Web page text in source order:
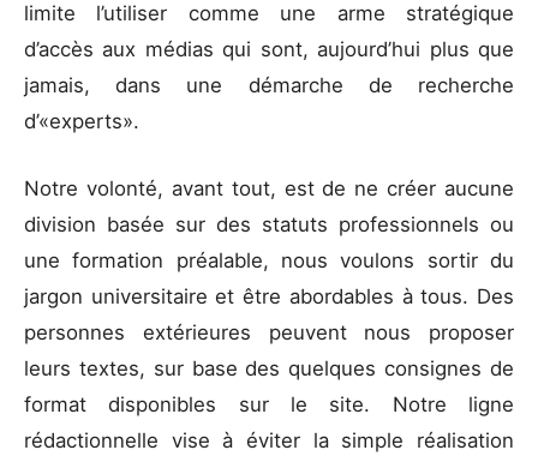
limite l’utiliser comme une arme stratégique
d’accès aux médias qui sont, aujourd’hui plus que
jamais, dans une démarche de recherche
d’«experts».
Notre volonté, avant tout, est de ne créer aucune
division basée sur des statuts professionnels ou
une formation préalable, nous voulons sortir du
jargon universitaire et être abordables à tous. Des
personnes extérieures peuvent nous proposer
leurs textes, sur base des quelques consignes de
format disponibles sur le site. Notre ligne
rédactionnelle vise à éviter la simple réalisation